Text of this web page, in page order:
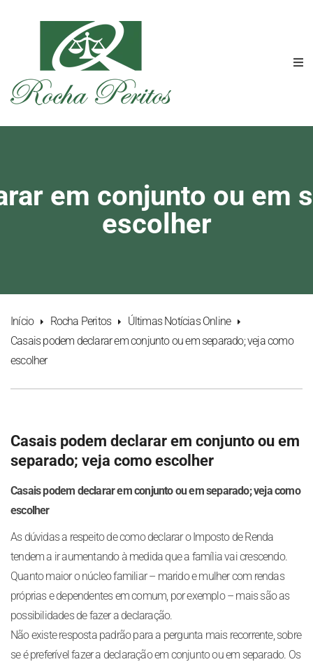
em conjunto ou em
escolher
Início Rocha Peritos
Últimas Notícias Online
Casais podem declarar em conjunto ou em separado; veja como
escolher
Casais podem declarar em conjunto ou em
separado; veja como escolher
Casais podem declarar em conjunto ou em separado; veja como
escolher
As dúvidas a respeito de como declarar o Imposto de Renda
tendem a ir aumentando à medida que a família vai crescendo.
Quanto maior o núcleo familiar – marido e mulher com rendas
próprias e dependentes em comum, por exemplo – mais são as
possibilidades de fazer a declaração.
Não existe resposta padrão para a pergunta mais recorrente, sobre
se é preferível fazer a declaração em conjunto ou em separado. Os